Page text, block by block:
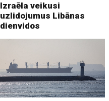
Izraēla veikusi
uzlidojumus Libānas
dienvidos